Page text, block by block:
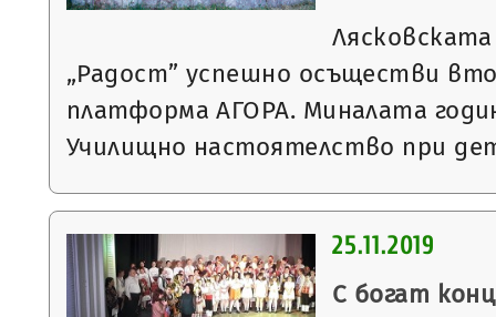
„Радост” успешно осъществи
платформа АГОРА. Миналата
Училищно настоятелство при
25.11.2019
С богат